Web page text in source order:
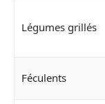
Légumes grillés
Féculents